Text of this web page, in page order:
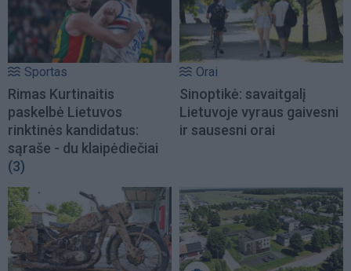
Sportas
Rimas Kurtinaitis
paskelbė Lietuvos
rinktinės kandidatus:
sąraše - du klaipėdiečiai
(3)
Orai
Sinoptikė: savaitgalį
Lietuvoje vyraus gaivesni
ir sausesni orai